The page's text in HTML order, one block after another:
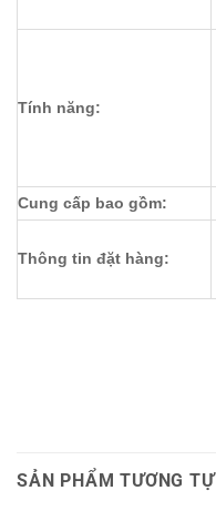
Tính năng:
Cung cấp bao gồm:
Thông tin đặt hàng:
SẢN PHẨM TƯƠNG TỰ